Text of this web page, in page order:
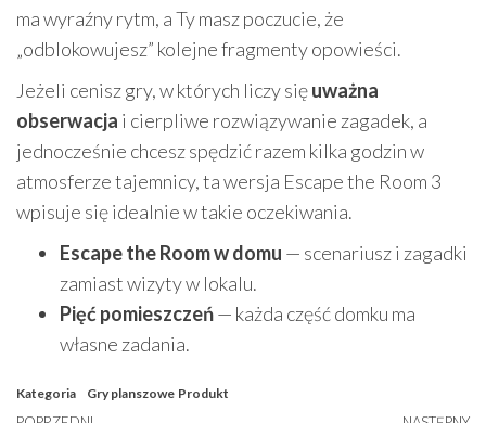
ma wyraźny rytm, a Ty masz poczucie, że
„odblokowujesz” kolejne fragmenty opowieści.
Jeżeli cenisz gry, w których liczy sięuważna
obserwacja i cierpliwe rozwiązywanie zagadek, a
jednocześnie chcesz spędzić razem kilka godzin w
atmosferze tajemnicy, ta wersja Escape the Room 3
wpisuje się idealnie w takie oczekiwania.
Escape the Room w domu — scenariusz i zagadki
zamiast wizyty w lokalu.
Pięć pomieszczeń— każda część domku ma
własne zadania.
Kategoria Gry planszowe Produkt